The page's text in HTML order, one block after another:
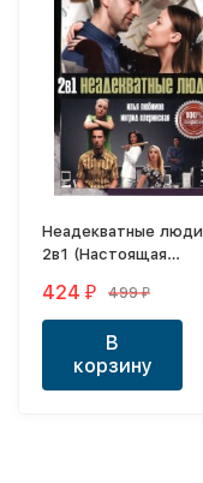
Неадекватные люди
2в1 (Настоящая
424 ₽ 499₽
В
корзину